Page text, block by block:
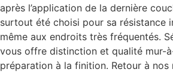
après l’application de la dernière
surtout été choisi pour sa résistance
même aux endroits très fréquentés.
vous offre distinction et qualité mur-
préparation à la finition. Retour à nos